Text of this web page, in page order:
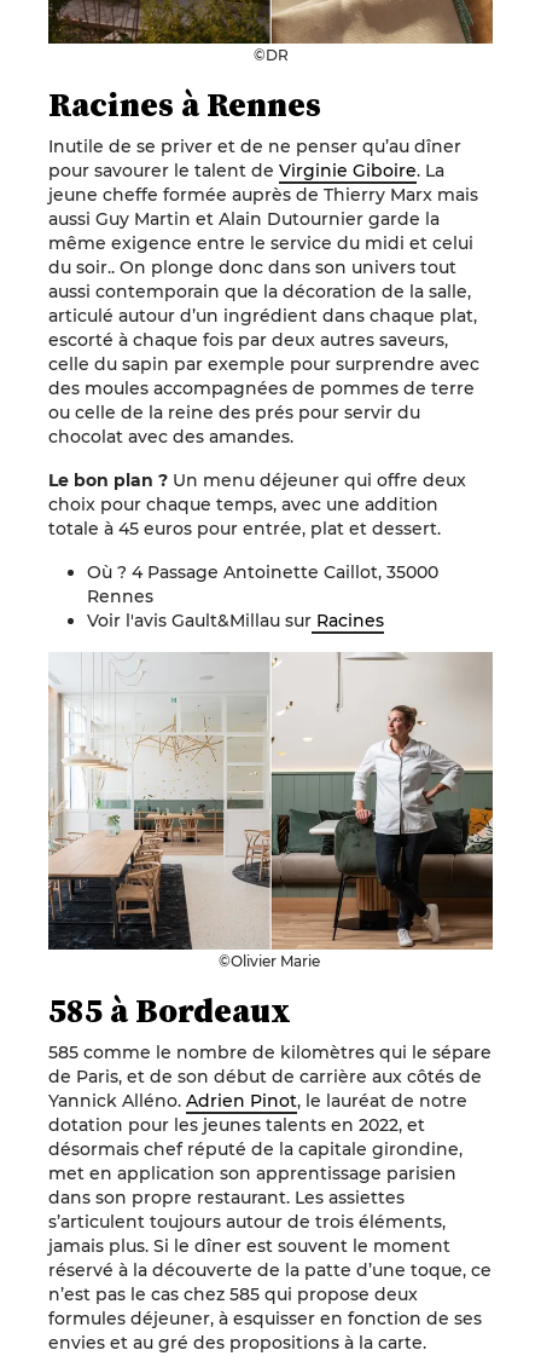
©DR
Racines à Rennes
Inutile de se priver et de ne penser qu’au dîner
pour savourer le talent de Virginie Giboire. La
jeune cheffe formée auprès de Thierry Marx mais
aussi Guy Martin et Alain Dutournier garde la
même exigence entre le service du midi et celui
du soir.. On plonge donc dans son univers tout
aussi contemporain que la décoration de la salle,
articulé autour d’un ingrédient dans chaque plat,
escorté à chaque fois par deux autres saveurs,
celle du sapin par exemple pour surprendre avec
des moules accompagnées de pommes de terre
ou celle de la reine des prés pour servir du
chocolat avec des amandes.
Le bon plan ? Un menu déjeuner qui offre deux
choix pour chaque temps, avec une addition
totale à 45 euros pour entrée, plat et dessert.
Où ? 4 Passage Antoinette Caillot, 35000
Rennes
Voir l'avis Gault&Millau sur Racines
©Olivier Marie
585 à Bordeaux
585 comme le nombre de kilomètres qui le sépare
de Paris, et de son début de carrière aux côtés de
Yannick Alléno. Adrien Pinot, le lauréat de notre
dotation pour les jeunes talents en 2022, et
désormais chef réputé de la capitale girondine,
met en application son apprentissage parisien
dans son propre restaurant. Les assiettes
s’articulent toujours autour de trois éléments,
jamais plus. Si le dîner est souvent le moment
réservé à la découverte de la patte d’une toque, ce
n’est pas le cas chez 585 qui propose deux
formules déjeuner, à esquisser en fonction de ses
envies et au gré des propositions à la carte.